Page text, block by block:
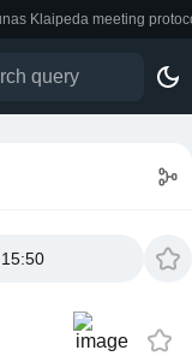
Klaipeda meeting
15:50